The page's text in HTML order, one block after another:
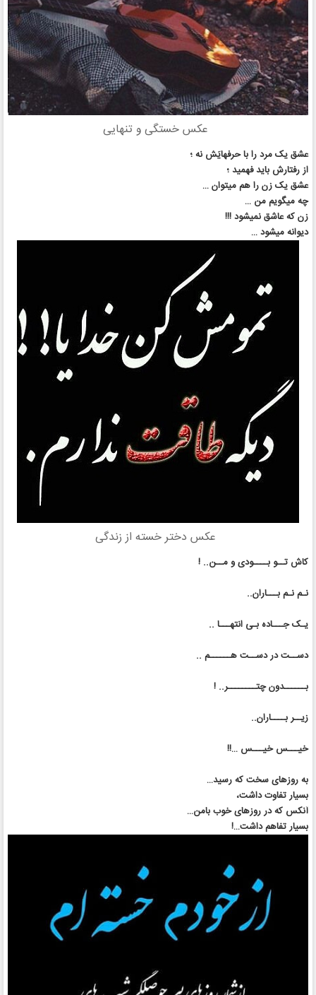
عکس خستگی و تنهایی
عشق یک مرد را با حرفهایَش نه ؛
از رفتارش باید فهمید ؛
عشق یک زن را هم میتوان …
چه میگویم من …
زن که عاشق نمیشود !!!
دیوانه میشود …
عکس دختر خسته از زندگی
کاش تــو بــــودی و مــن.. !
نـم نـم بـــاران..
یـک جـــاده بـی انتهـــا ..
دســت در دســت هــــــم ..
بــــــدون چتــــــــر.. !
زیــر بــــاران..
خیـــس خیـــس …!!
به روزهای سخت که رسید…
بسیار تفاوت داشت،
آنکس که در روزهای خوب بامن…
بسیار تفاهم داشت…!